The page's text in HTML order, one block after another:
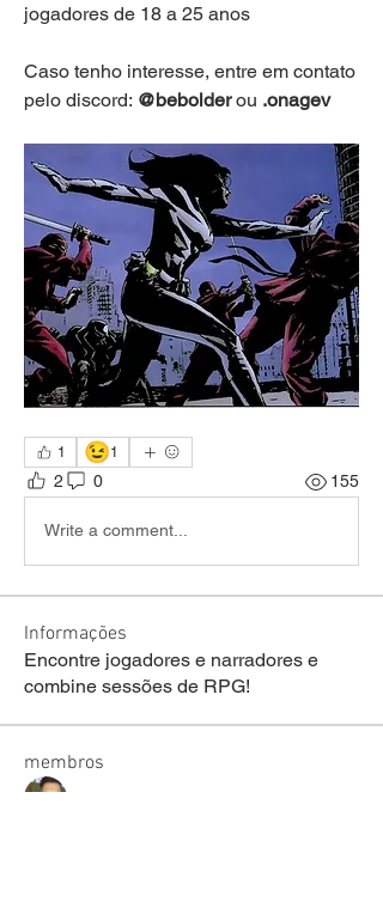
jogadores de 18 a 25 anos
Caso tenho interesse, entre em contato
pelo discord: @bebolder ou .onagev
1 😉1
2 0 155
Write a comment...
Informações
Encontre jogadores e narradores e
combine sessões de RPG!
membros